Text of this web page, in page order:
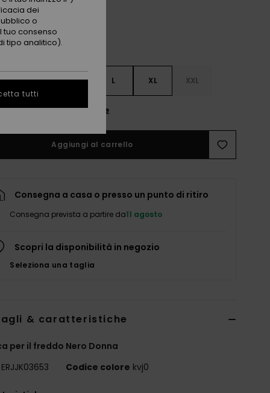
S M L XL XXL
la guida alle taglie
Aggiungi al carrello
Consegna a casa o presso un punto di ritiro
Consegna prevista a partire da11 agosto
Scopri la disponibilità in negozio
Seleziona una taglia
& caratteristiche
per il freddo Nero Donna
ERJJK03653 Codice colore kvj0
dei
o
tuo consenso
tipo analitico).
tutti